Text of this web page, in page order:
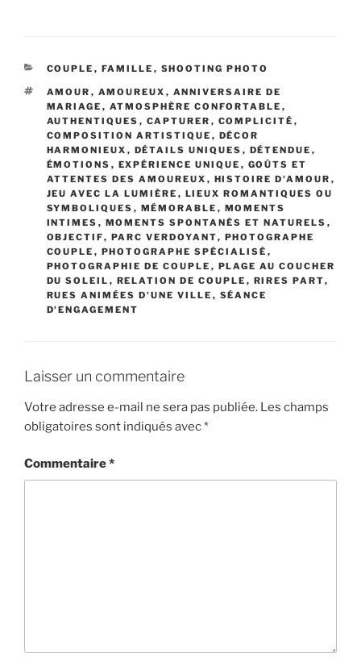
CATÉGORIES
COUPLE , FAMILLE , SHOOTING PHOTO
ÉTIQUETTES
AMOUR , AMOUREUX , ANNIVERSAIRE DE
MARIAGE , ATMOSPHÈRE CONFORTABLE ,
AUTHENTIQUES , CAPTURER , COMPLICITÉ ,
COMPOSITION ARTISTIQUE , DÉCOR
HARMONIEUX , DÉTAILS UNIQUES , DÉTENDUE ,
ÉMOTIONS , EXPÉRIENCE UNIQUE , GOÛTS ET
ATTENTES DES AMOUREUX , HISTOIRE D'AMOUR ,
JEU AVEC LA LUMIÈRE , LIEUX ROMANTIQUES OU
SYMBOLIQUES , MÉMORABLE , MOMENTS
INTIMES , MOMENTS SPONTANÉS ET NATURELS ,
OBJECTIF, PARC VERDOYANT, PHOTOGRAPHE
COUPLE , PHOTOGRAPHE SPÉCIALISÉ ,
PHOTOGRAPHIE DE COUPLE , PLAGE AU COUCHER
DU SOLEIL , RELATION DE COUPLE , RIRES PART,
RUES ANIMÉES D'UNE VILLE , SÉANCE
D'ENGAGEMENT
Laisser un commentaire
Votre adresse e-mail ne sera pas publiée. Les champs
obligatoires sont indiqués avec*
Commentaire*